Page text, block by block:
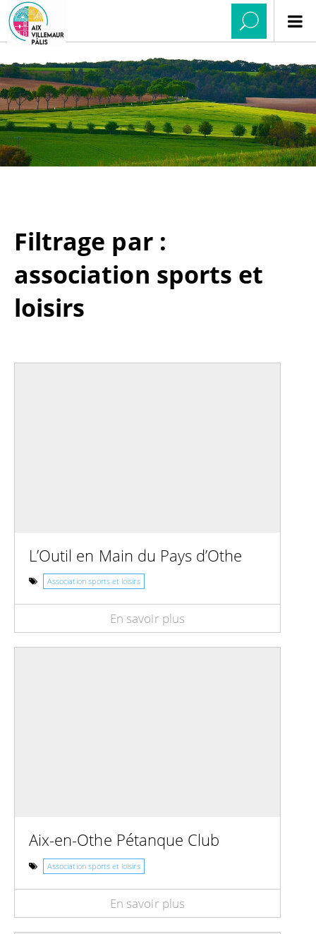
Filtrage par :
association sports et
loisirs
L’Outil en Main du Pays d’Othe
Association sports et loisirs
En savoir plus
Aix-en-Othe Pétanque Club
Association sports et loisirs
En savoir plus